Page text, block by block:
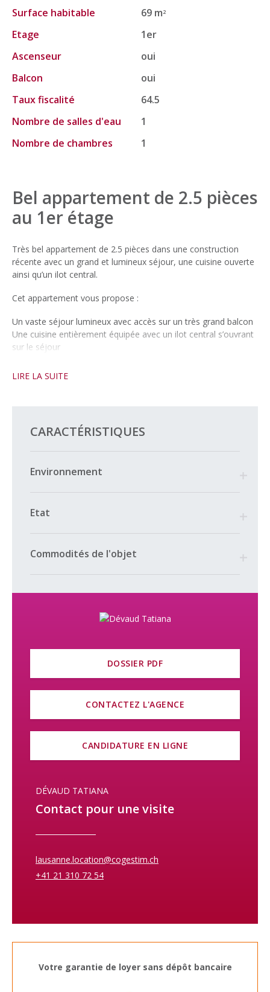
Surface habitable
69 m2
Etage
1er
Ascenseur
oui
Balcon
oui
Taux fiscalité
64.5
Nombre de salles d'eau
1
Nombre de chambres
1
Bel appartement de 2.5 pièces
au 1er étage
Très bel appartement de 2.5 pièces dans une construction
récente avec un grand et lumineux séjour, une cuisine ouverte
ainsi qu’un ilot central.
Cet appartement vous propose :
Un vaste séjour lumineux avec accès sur un très grand balcon
Une cuisine entièrement équipée avec un ilot central s’ouvrant
sur le séjour
D’une belle chambre à coucher
Vous avez également la possibilité de louer une place de parc
En cas d’intérêt, vous pouvez déposer votre candidature en
www.cogestim.ch.
LIRE LA SUITE
CARACTÉRISTIQUES
Environnement
Etat
Commodités de l'objet
DOSSIER PDF
CONTACTEZ L'AGENCE
CANDIDATURE EN LIGNE
DÉVAUD TATIANA
Contact pour une visite
lausanne.location@cogestim.ch
+41 21 310 72 54
Votre garantie de loyer sans dépôt bancaire